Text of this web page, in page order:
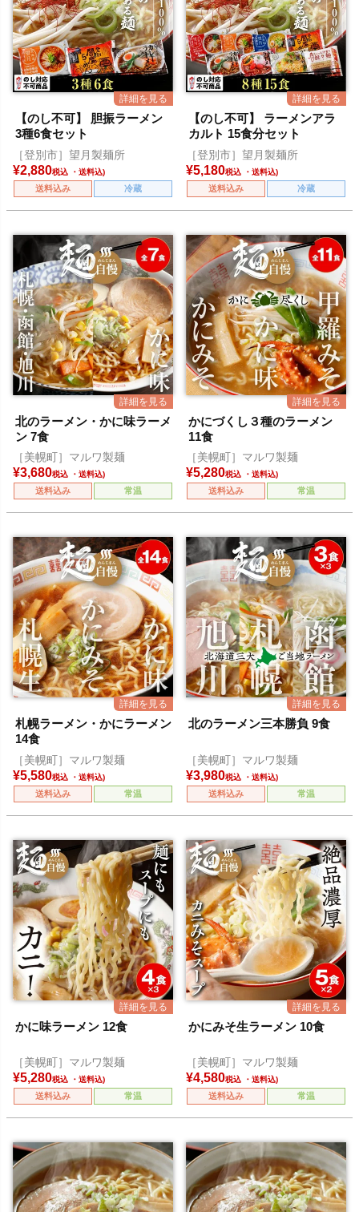
【のし不可】 胆振ラーメン
3種6食セット
［登別市］望月製麺所
¥2,880税込
送料込み 冷蔵
【のし不可】 ラーメンアラ
カルト 15食分セット
［登別市］望月製麺所
¥5,180税込
送料込み 冷蔵
北のラーメン・かに味ラーメ
ン 7食
［美幌町］マルワ製麺
¥3,680税込
送料込み 常温
かにづくし３種のラーメン
11食
［美幌町］マルワ製麺
¥5,280税込
送料込み 常温
札幌ラーメン・かにラーメン
14食
［美幌町］マルワ製麺
¥5,580税込
送料込み 常温
北のラーメン三本勝負 9食
［美幌町］マルワ製麺
¥3,980税込
送料込み 常温
かに味ラーメン 12食
［美幌町］マルワ製麺
¥5,280税込
送料込み 常温
かにみそ生ラーメン 10食
［美幌町］マルワ製麺
¥4,580税込
送料込み 常温